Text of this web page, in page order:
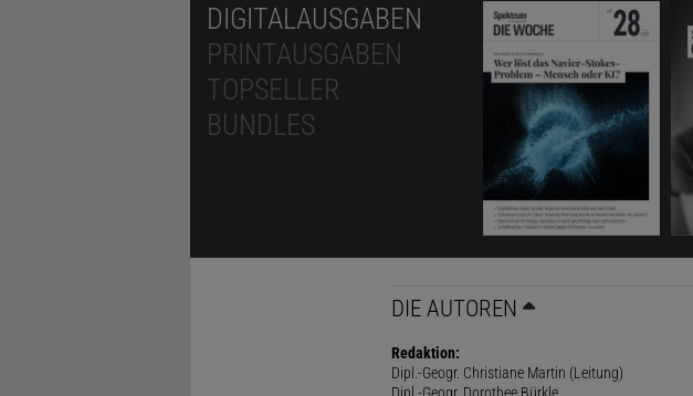
DIGITALAUSGABEN
PRINTAUSGABEN
TOPSELLER
BUNDLES
DIE AUTOREN
Redaktion:
Dipl.-Geogr. Christiane Martin (Leitung)